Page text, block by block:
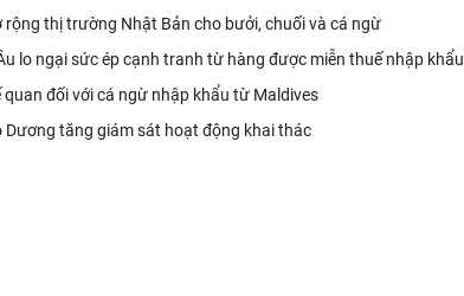
rộng thị trường Nhật Bản cho bưởi, chuối và cá ngừ
lo ngại sức ép cạnh tranh từ hàng được miễn thuế nhập khẩu
quan đối với cá ngừ nhập khẩu từ Maldives
Dương tăng giám sát hoạt động khai thác